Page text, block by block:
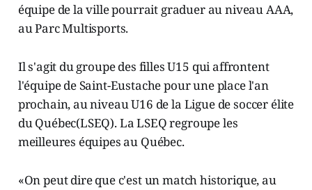
équipe de la ville pourrait graduer au niveau AAA,
au Parc Multisports.
Il s'agit du groupe des filles U15 qui affrontent
l'équipe de Saint-Eustache pour une place l'an
prochain, au niveau U16 de la Ligue de soccer élite
du Québec(LSEQ). La LSEQ regroupe les
meilleures équipes au Québec.
«On peut dire que c'est un match historique, au